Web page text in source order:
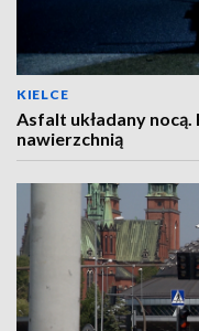
KIELCE
Asfalt układany
nawierzchnią